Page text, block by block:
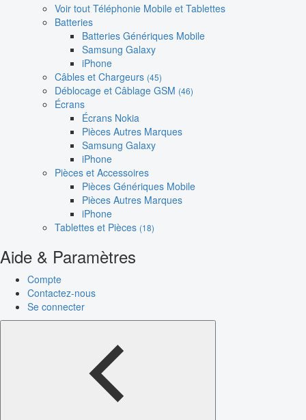
Voir tout Téléphonie Mobile et Tablettes
Batteries
Batteries Génériques Mobile
Samsung Galaxy
iPhone
Câbles et Chargeurs (45)
Déblocage et Câblage GSM (46)
Écrans
Écrans Nokia
Pièces Autres Marques
Samsung Galaxy
iPhone
Pièces et Accessoires
Pièces Génériques Mobile
Pièces Autres Marques
iPhone
Tablettes et Pièces (18)
Aide & Paramètres
Compte
Contactez-nous
Se connecter